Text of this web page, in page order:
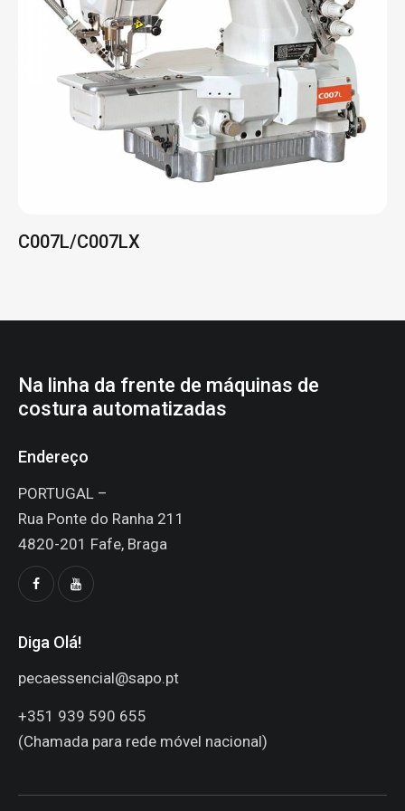
C007L/C007LX
Na linha da frente de máquinas de
costura automatizadas
Endereço
PORTUGAL –
Rua Ponte do Ranha 211
4820-201 Fafe, Braga
Diga Olá!
pecaessencial@sapo.pt
+351 939 590 655
(Chamada para rede móvel nacional)